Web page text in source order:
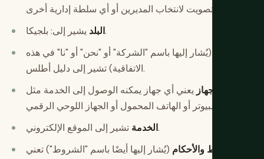
البلديشير إلى: بلجيكا.
(يُشار إليها باسم "الشركة" أو "نحن" أو "نا" في هذه
الاتفاقية) تشير إلى دليل أطلس.
الجهاز يعني أي جهاز يمكنه الوصول إلى الخدمة مثل
الخدمةتشير إلى الموقع الإلكتروني.
الشروط والأحكام (يُشار إليها أيضًا باسم "الشروط") تعني